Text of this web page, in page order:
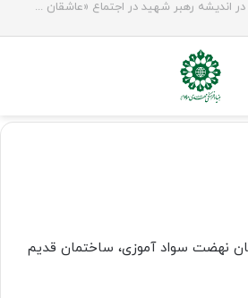
نهضت سواد آموزی، ساختمان قدیم